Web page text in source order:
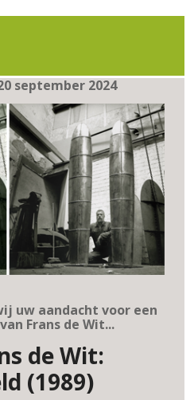
september 2024
uw aandacht voor een
Frans de Wit...
de Wit:
(1989)